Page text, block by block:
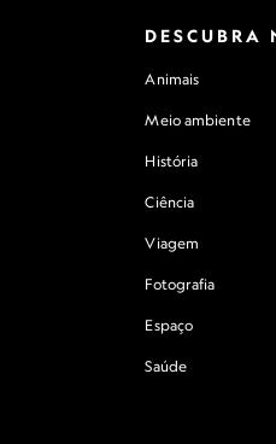
DESCUBRA
Animais
Meio ambiente
História
Ciência
Viagem
Fotografia
Espaço
Saúde